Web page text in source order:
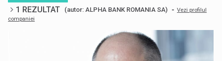
1 REZULTAT
(autor: ALPHA BANK ROMANIA SA) - Vezi profilul
companiei